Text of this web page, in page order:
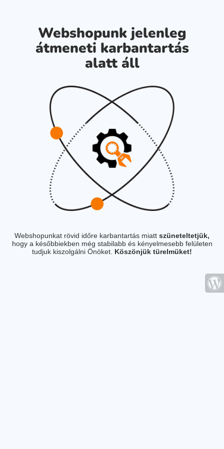
Webshopunk jelenleg
átmeneti karbantartás
alatt áll
Webshopunkat rövid időre karbantartás miatt szüneteltetjük,
hogy a későbbiekben még stabilabb és kényelmesebb felületen
tudjuk kiszolgálni Önöket. Köszönjük türelmüket!